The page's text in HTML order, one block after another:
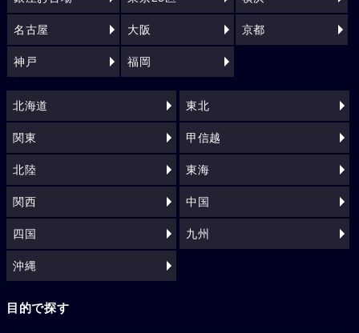
名古屋 大阪 京都
神戸 福岡
北海道 東北
関東 甲信越
北陸 東海
関西 中国
四国 九州
沖縄
目的で探す